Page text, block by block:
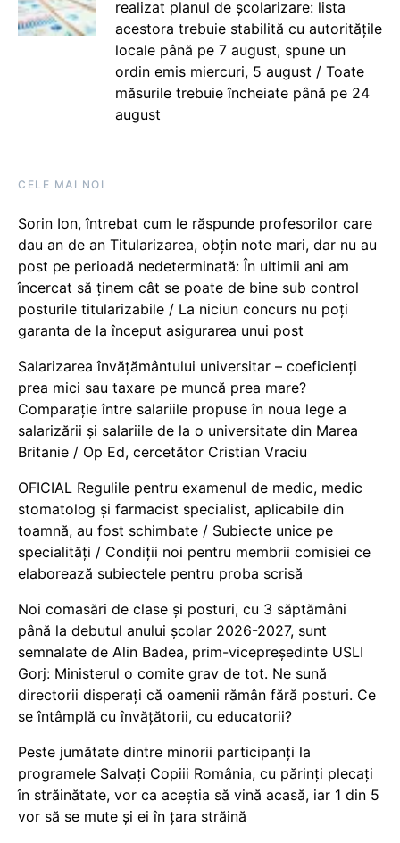
realizat planul de școlarizare: lista
acestora trebuie stabilită cu autoritățile
locale până pe 7 august, spune un
ordin emis miercuri, 5 august / Toate
măsurile trebuie încheiate până pe 24
august
CELE MAI NOI
Sorin Ion, întrebat cum le răspunde profesorilor care
dau an de an Titularizarea, obțin note mari, dar nu au
post pe perioadă nedeterminată: În ultimii ani am
încercat să ținem cât se poate de bine sub control
posturile titularizabile / La niciun concurs nu poți
garanta de la început asigurarea unui post
Salarizarea învățământului universitar – coeficienți
prea mici sau taxare pe muncă prea mare?
Comparație între salariile propuse în noua lege a
salarizării și salariile de la o universitate din Marea
Britanie / Op Ed, cercetător Cristian Vraciu
OFICIAL Regulile pentru examenul de medic, medic
stomatolog și farmacist specialist, aplicabile din
toamnă, au fost schimbate / Subiecte unice pe
specialități / Condiții noi pentru membrii comisiei ce
elaborează subiectele pentru proba scrisă
Noi comasări de clase și posturi, cu 3 săptămâni
până la debutul anului școlar 2026-2027, sunt
semnalate de Alin Badea, prim-vicepreședinte USLI
Gorj: Ministerul o comite grav de tot. Ne sună
directorii disperați că oamenii rămân fără posturi. Ce
se întâmplă cu învățătorii, cu educatorii?
Peste jumătate dintre minorii participanți la
programele Salvați Copiii România, cu părinți plecați
în străinătate, vor ca aceștia să vină acasă, iar 1 din 5
vor să se mute și ei în țara străină